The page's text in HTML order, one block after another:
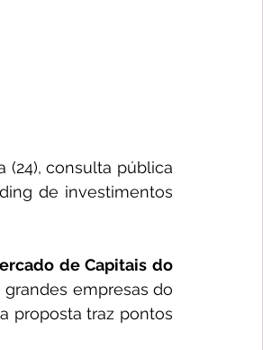
(24), consulta pública
de investimentos
de Capitais do
empresas do
proposta traz pontos